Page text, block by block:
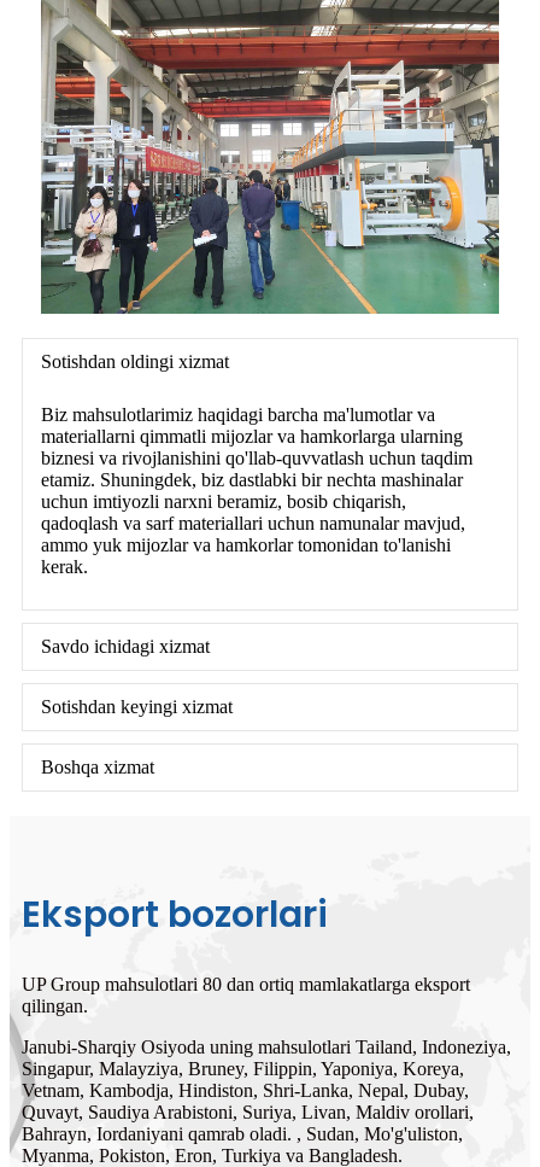
Sotishdan oldingi xizmat
Biz mahsulotlarimiz haqidagi barcha ma'lumotlar va
materiallarni qimmatli mijozlar va hamkorlarga ularning
biznesi va rivojlanishini qo'llab-quvvatlash uchun taqdim
etamiz. Shuningdek, biz dastlabki bir nechta mashinalar
uchun imtiyozli narxni beramiz, bosib chiqarish,
qadoqlash va sarf materiallari uchun namunalar mavjud,
ammo yuk mijozlar va hamkorlar tomonidan to'lanishi
kerak.
Savdo ichidagi xizmat
Sotishdan keyingi xizmat
Boshqa xizmat
Eksport bozorlari
UP Group mahsulotlari 80 dan ortiq mamlakatlarga eksport
qilingan.
Janubi-Sharqiy Osiyoda uning mahsulotlari Tailand, Indoneziya,
Singapur, Malayziya, Bruney, Filippin, Yaponiya, Koreya,
Vetnam, Kambodja, Hindiston, Shri-Lanka, Nepal, Dubay,
Quvayt, Saudiya Arabistoni, Suriya, Livan, Maldiv orollari,
Bahrayn, Iordaniyani qamrab oladi. , Sudan, Mo'g'uliston,
Myanma, Pokiston, Eron, Turkiya va Bangladesh.